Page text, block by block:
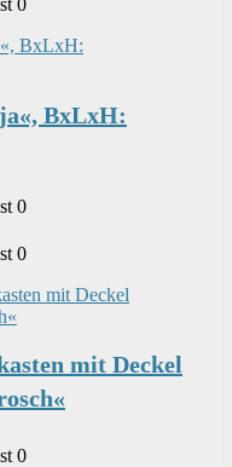
0
BxLxH:
0
0
mit Deckel
0